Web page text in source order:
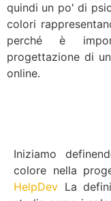
quindi un po' di
colori
perché è
progettazione di
online.
Iniziamo
colore nella
HelpDev La